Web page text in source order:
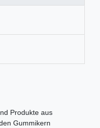
Produkte aus
Gummikern